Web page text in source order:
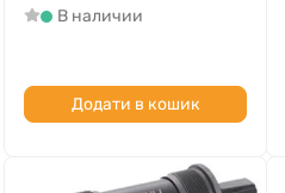
В наличии
Додати в кошик